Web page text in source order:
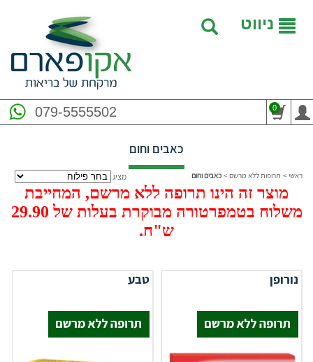
ניווט
079-5555502 0
כאבים וחום
ראשי > תרופות ללא מרשם > כאבים וחום מציג
מוצר זה הינו תרופה ללא מרשם, המחייבת
משלוח בטמפרטורה מבוקרת בעלות של 29.90
ש"ח.
נורופן טבע